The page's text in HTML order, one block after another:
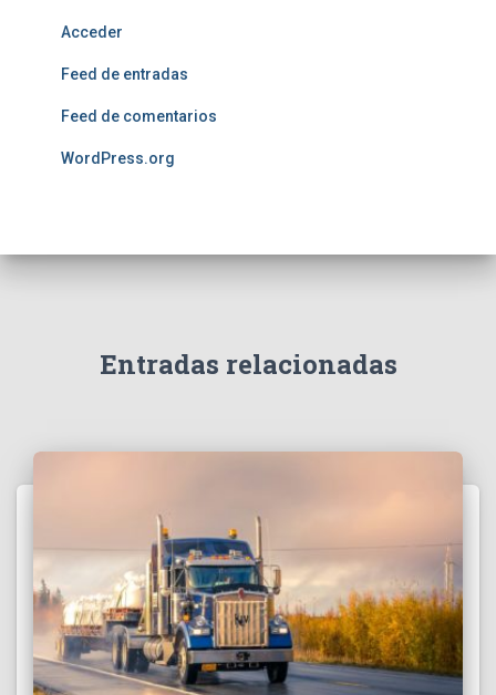
Acceder
Feed de entradas
Feed de comentarios
WordPress.org
Entradas relacionadas